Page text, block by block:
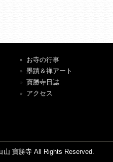
お寺の行事
墨蹟＆禅アート
寶勝寺日誌
アクセス
山 寶勝寺 All Rights Reserved.